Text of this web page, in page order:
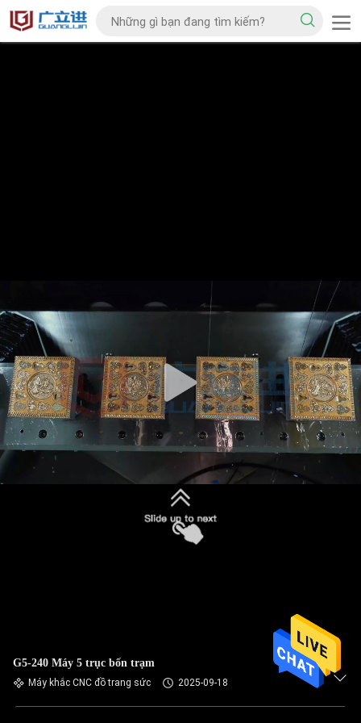
G5-240 Máy 5 trục bốn trạm
Máy khắc CNC đồ trang sức 2025-09-18